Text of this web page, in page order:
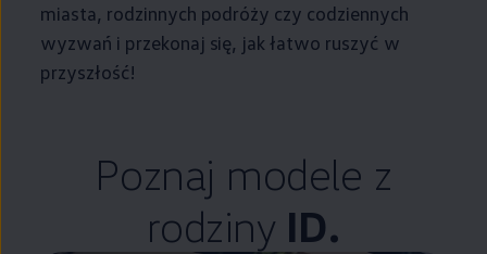
miasta, rodzinnych podróży czy codziennych
wyzwań i przekonaj się, jak łatwo ruszyć w
przyszłość!
Poznaj modele z
rodziny ID.